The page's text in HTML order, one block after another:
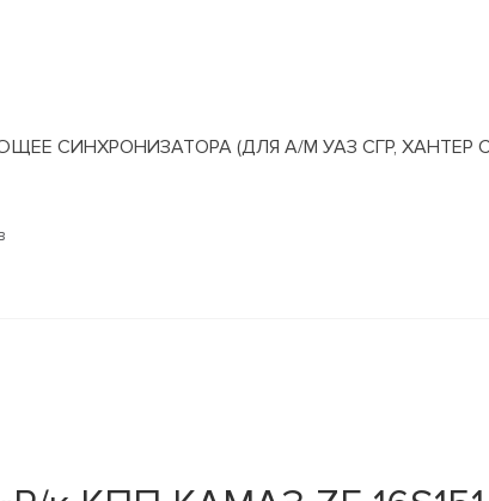
СИНХРОНИЗАТОРА (ДЛЯ А/М УАЗ СГР, ХАНТЕР С